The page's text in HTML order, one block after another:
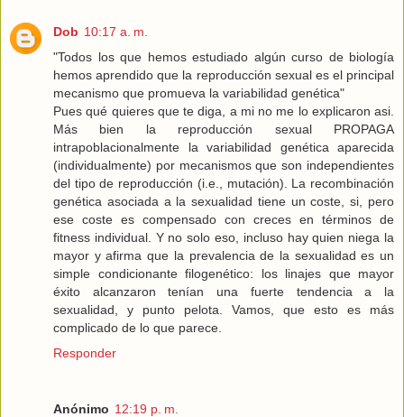
Dob 10:17 a. m.
"Todos los que hemos estudiado algún curso de biología
hemos aprendido que la reproducción sexual es el principal
mecanismo que promueva la variabilidad genética"
Pues qué quieres que te diga, a mi no me lo explicaron asi.
Más bien la reproducción sexual PROPAGA
intrapoblacionalmente la variabilidad genética aparecida
(individualmente) por mecanismos que son independientes
del tipo de reproducción (i.e., mutación). La recombinación
genética asociada a la sexualidad tiene un coste, si, pero
ese coste es compensado con creces en términos de
fitness individual. Y no solo eso, incluso hay quien niega la
mayor y afirma que la prevalencia de la sexualidad es un
simple condicionante filogenético: los linajes que mayor
éxito alcanzaron tenían una fuerte tendencia a la
sexualidad, y punto pelota. Vamos, que esto es más
complicado de lo que parece.
Responder
Anónimo 12:19 p. m.